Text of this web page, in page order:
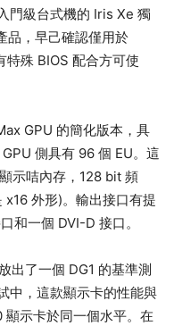
門級台式機的 Iris Xe 獨
品，早己確認僅用於
特殊 BIOS 配合方可使
GPU 的簡化版本，具
側具有 96 個 EU。這
示咭內存，128 bit 頻
外形)。輸出接口有提
和一個 DVI-D 接口。
出了一個 DG1 的基準測
中，這款顯示卡的性能與
示卡於同一個水平。在